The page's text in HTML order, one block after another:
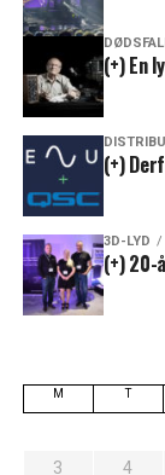
(+) En
(+)
3D-LYD
(+) 20-
M T
3
4